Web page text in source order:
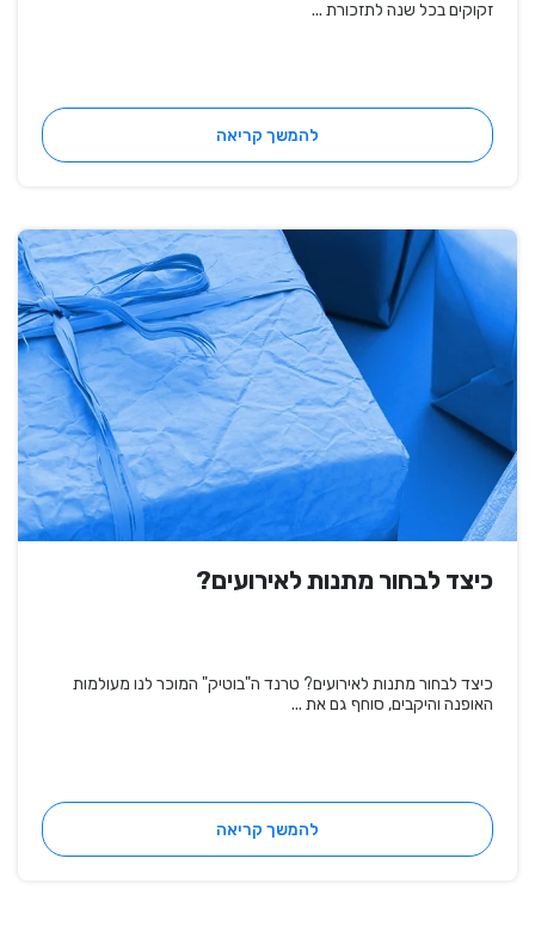
זקוקים בכל שנה לתזכורת ...
להמשך קריאה
כיצד לבחור מתנות לאירועים?
כיצד לבחור מתנות לאירועים? טרנד ה"בוטיק" המוכר לנו מעולמות
האופנה והיקבים, סוחף גם את ...
להמשך קריאה